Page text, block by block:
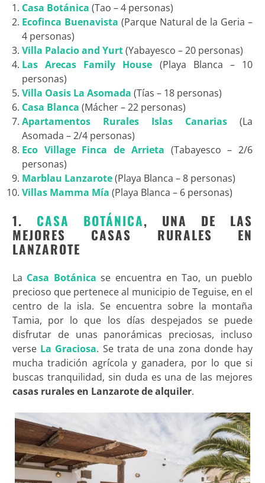
Casa Botánica (Tao – 4 personas)
Ecofinca Buenavista (Parque Natural de la Geria –
4 personas)
Villa Palacio and Yurt(Yabayesco – 20 personas)
Las Arecas Family House (Playa Blanca – 10
personas)
Villa Oasis La Asomada (Tías – 18 personas)
Casa Blanca (Mácher – 22 personas)
Apartamentos Rurales Islas Canarias (La
Asomada – 2/4 personas)
Eco Village Finca de Arrieta (Tabayesco – 2/6
personas)
Marblau Lanzarote(Playa Blanca – 8 personas)
Villas Mamma Mía (Playa Blanca – 6 personas)
1. CASA BOTÁNICA, UNA DE LAS
MEJORES CASAS RURALES EN
LANZAROTE
La Casa Botánica se encuentra en Tao, un pueblo
precioso que pertenece al municipio de Teguise, en el
centro de la isla. Se encuentra sobre la montaña
Tamia, por lo que los días despejados se puede
disfrutar de unas panorámicas preciosas, incluso
verse La Graciosa. Se trata de una zona donde hay
mucha tradición agrícola y ganadera, por lo que si
buscas tranquilidad, sin duda es una de las mejores
casas rurales en Lanzarote de alquiler.